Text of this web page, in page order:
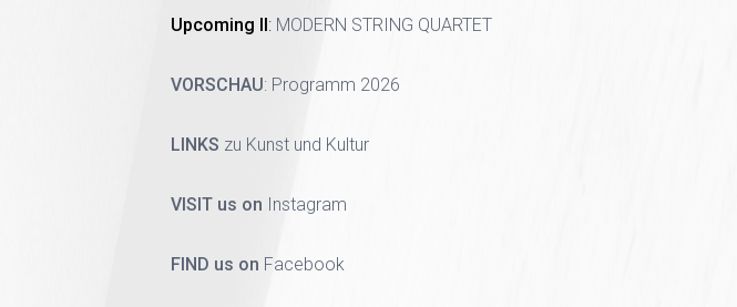
Upcoming II: MODERN STRING QUARTET
VORSCHAU: Programm 2026
LINKS zu Kunst und Kultur
VISIT us on Instagram
FIND us on Facebook